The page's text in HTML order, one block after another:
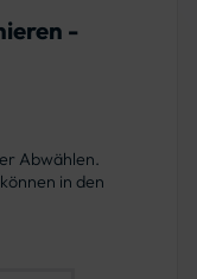
-
Abwählen.
in den